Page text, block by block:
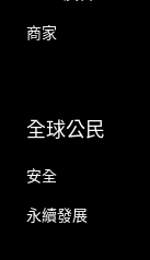
商家
全球公民
安全
永續發展